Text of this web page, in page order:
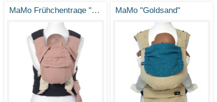
MaMo Frühchentrage "Feenstaub" MaMo "Goldsand"